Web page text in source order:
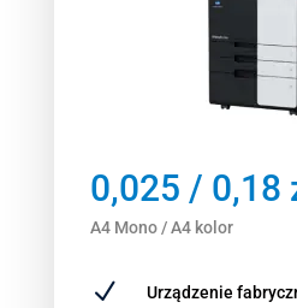
0,025 / 0,18
A4 Mono / A4 kolor
N Urządzenie